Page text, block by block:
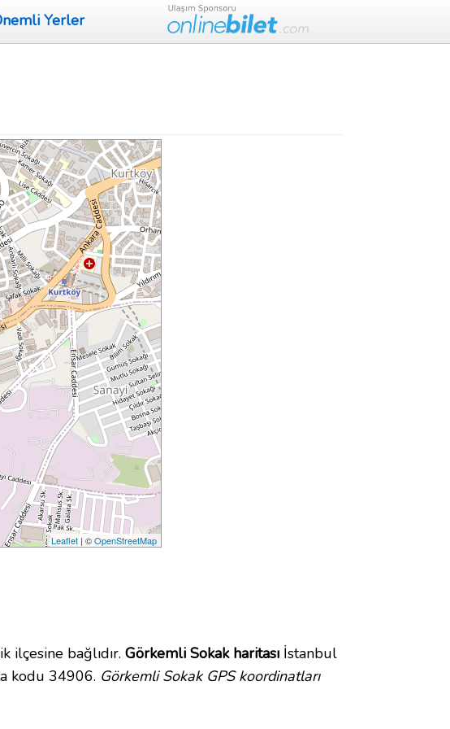
Yerler
Leaflet | ©OpenStreetMap
bağlıdır. Görkemli Sokak haritası İstanbul
kodu 34906. Görkemli Sokak GPS koordinatları